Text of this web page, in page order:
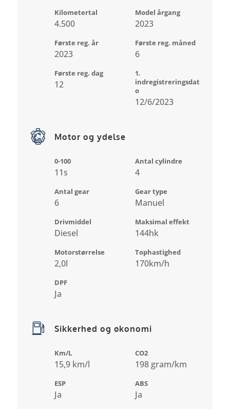
Kilometertal
4.500
Model årgang
2023
Første reg. år
2023
Første reg. måned
6
Første reg. dag
12
1.
indregistreringsdat
o
12/6/2023
Motor og ydelse
0-100
11s
Antal cylindre
4
Antal gear
6
Gear type
Manuel
Drivmiddel
Diesel
Maksimal effekt
144hk
Motorstørrelse
2,0l
Tophastighed
170km/h
DPF
Ja
Sikkerhed og økonomi
Km/L
15,9 km/l
CO2
198 gram/km
ESP
Ja
ABS
Ja